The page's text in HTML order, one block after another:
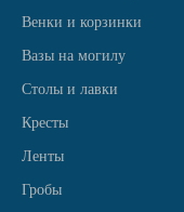
Венки и корзинки
Вазы на могилу
Столы и лавки
Кресты
Ленты
Гробы